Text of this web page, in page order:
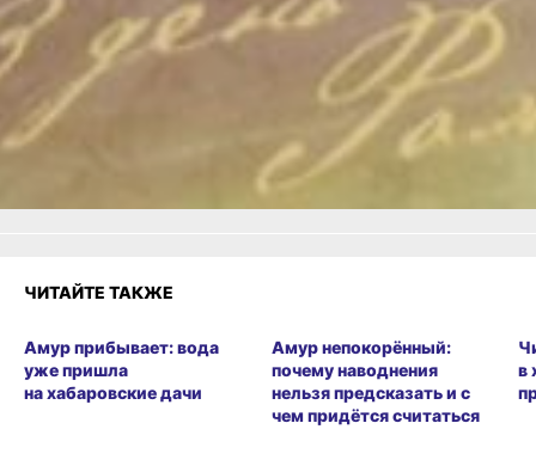
Огонь!
Супер
4
Удивило
Злость
Разочарование
ЧИТАЙТЕ ТАКЖЕ
Амур прибывает: вода
уже пришла
на хабаровские дачи
Амур непокорённый:
почему наводнения
нельзя предсказать и с
чем придётся считаться
в